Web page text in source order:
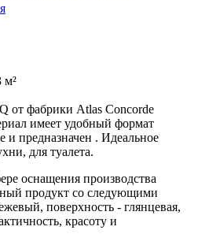
м²
от фабрики Atlas Concorde
имеет удобный формат
и предназначен . Идеальное
для туалета.
оснащения производства
продукт со следующими
поверхность - глянцевая,
красоту и